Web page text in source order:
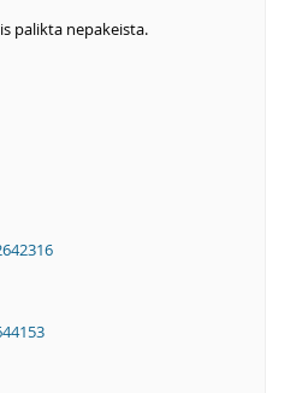
palikta nepakeista.